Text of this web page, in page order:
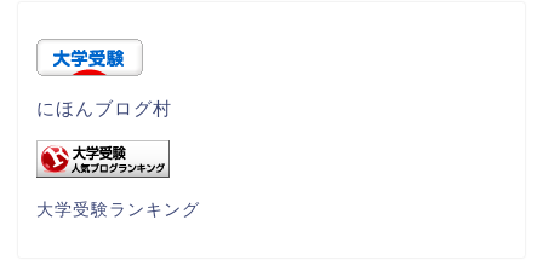
にほんブログ村
大学受験ランキング